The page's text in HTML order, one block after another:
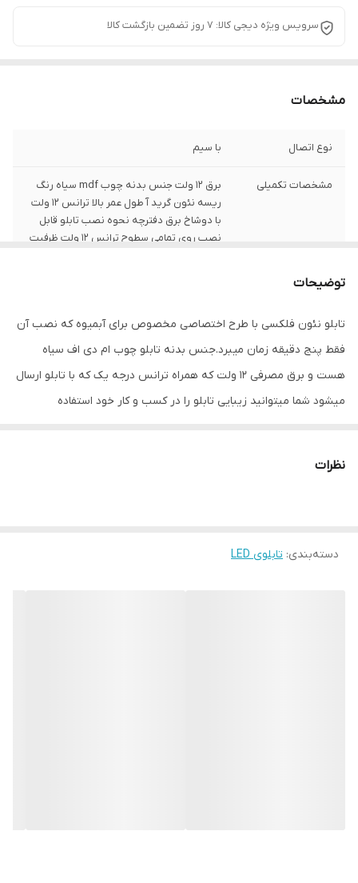
سرویس ویژه دیجی کالا: 7 روز تضمین بازگشت کالا
مشخصات
نوع اتصال با سیم
مشخصات تکمیلی
برق 12 ولت جنس بدنه چوب mdf سیاه رنگ
ریسه نئون گرید آ طول عمر بالا ترانس 12 ولت
با دوشاخ برق دفترچه نحوه نصب تابلو قابل
نصب روی تمامی سطوح ترانس 12 ولت ظرفیت
ابعاد
قابلیت‌های دستگاه بدون قابلیت ویژه
تابلوی تبلیغاتی
وزن 400 گرم
توضیحات
تابلو نئون فلکسی با طرح اختصاصی مخصوص برای آبمیوه که نصب آن
فقط پنج دقیقه زمان میبرد.جنس بدنه تابلو چوب ام دی اف سیاه
هست و برق مصرفی 12 ولت که همراه ترانس درجه یک که با تابلو ارسال
میشود شما میتوانید زیبایی تابلو را در کسب و کار خود استفاده
نظرات
دسته‌بندی: تابلوی LED